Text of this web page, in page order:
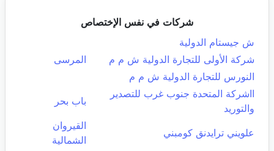
شركات في نفس الإختصاص
ش جيستام الدولية
شركة الأولى للتجارة الدولية ش م م
المرسى
النورس للتجارة الدولية ش م م
ااشركة المتحدة جنوب غرب للتصدير
والتوريد
باب بحر
علويني ترايدنق كومبني
القيروان
الشمالية